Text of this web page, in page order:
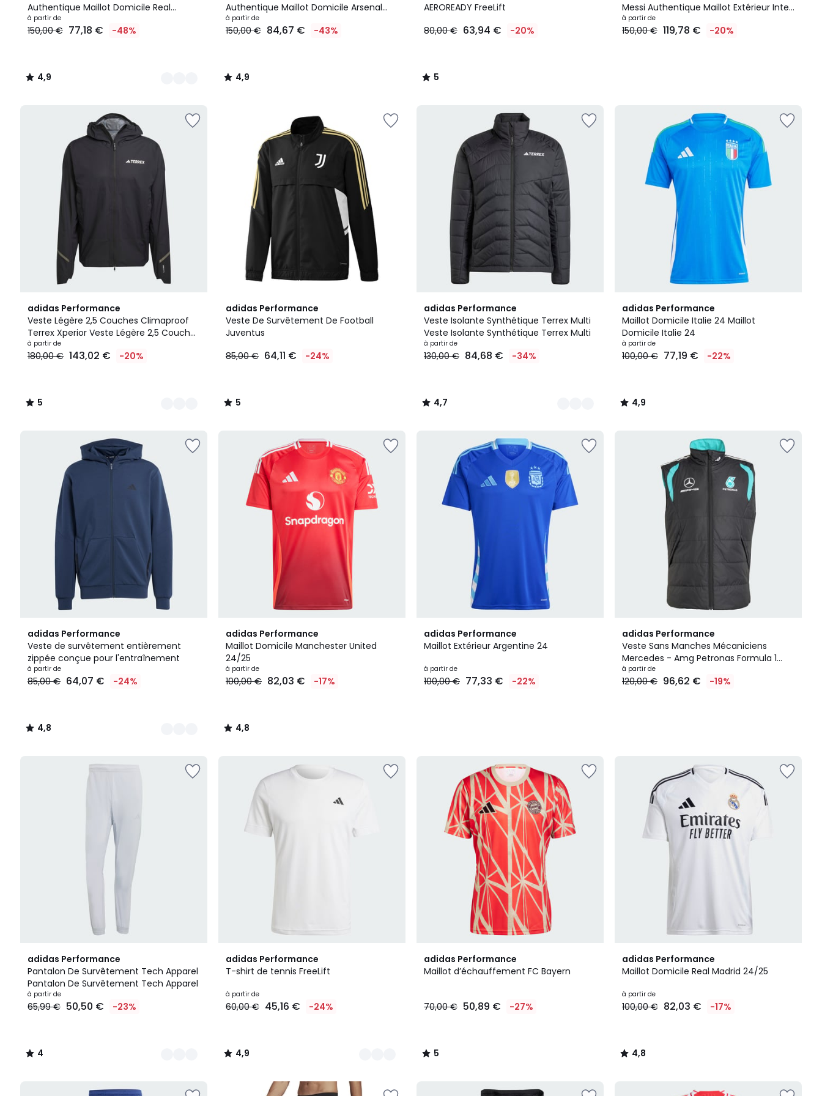
Authentique Maillot Domicile Real
Madrid 24/25 Authentique
à partir de
150,00 € 77,18 € -48%
4,9
/
Authentique Maillot Domicile Arsenal
24/25 Authentique
à partir de
150,00 € 84,67 € -43%
4,9
/
AEROREADY FreeLift
80,00 € 63,94 € -20%
5
5
/
Messi Authentique Maillot Extérieur Inter
Miami Cf 25/26 Messi Authentique
à partir de
150,00 € 119,78 € -20%
adidas Performance
Veste Légère 2,5 Couches Climaproof
Terrex Xperior Veste Légère 2,5 Couches
Climaproof Terrex Xperior
à partir de
180,00 € 143,02 € -20%
5
/
5
3
Couleurs
5
/
adidas Performance
Veste De Survêtement De Football
Juventus
85,00 € 64,11 € -24%
5
/
5
5
/
adidas Performance
Veste Isolante Synthétique Terrex Multi
Veste Isolante Synthétique Terrex Multi
à partir de
130,00 € 84,68 € -34%
4,7
/ 5
5
Couleurs
4,7
/
adidas Performance
Maillot Domicile Italie 24 Maillot
Domicile Italie 24
à partir de
100,00 € 77,19 € -22%
4,9
/ 5
4,9
/
adidas Performance
Veste de survêtement entièrement
zippée conçue pour l'entraînement
à partir de
85,00 € 64,07 € -24%
4,8
/ 5
2
Couleurs
4,8
/
adidas Performance
Maillot Domicile Manchester United
24/25
à partir de
100,00 € 82,03 € -17%
4,8
/ 5
4,8
/
adidas Performance
Maillot Extérieur Argentine 24
à partir de
100,00 € 77,33 € -22%
adidas Performance
Veste Sans Manches Mécaniciens
Mercedes - Amg Petronas Formula 1
Team Veste Sans Manches
Mécaniciens Mercedes - Amg Petronas
à partir de
120,00 € 96,62 € -19%
adidas Performance
Pantalon De Survêtement Tech Apparel
Pantalon De Survêtement Tech Apparel
à partir de
65,99 € 50,50 € -23%
4
/
5
2
Couleurs
4
/
adidas Performance
T-shirt de tennis FreeLift
à partir de
60,00 € 45,16 € -24%
4,9
/ 5
2
Couleurs
4,9
/
adidas Performance
Maillot d’échauffement FC Bayern
70,00 € 50,89 € -27%
5
/
5
/
adidas Performance
Maillot Domicile Real Madrid 24/25
à partir de
100,00 € 82,03 € -17%
4,8
/ 5
4,8
/